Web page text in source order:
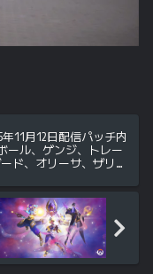
年11月12日配信パッチ内
ール、ゲンジ、トレー
ード、オリーサ、ザリ
ソンブラ、ブリギッ
コ、ライフウィーバー